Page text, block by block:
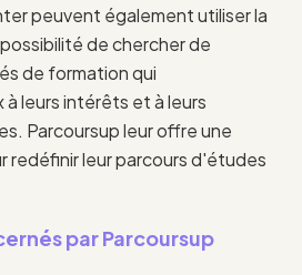
peuvent également utiliser la
de chercher de
de formation qui
leurs intérêts et à leurs
Parcoursup leur offre une
redéfinir leur parcours d'études
par Parcoursup